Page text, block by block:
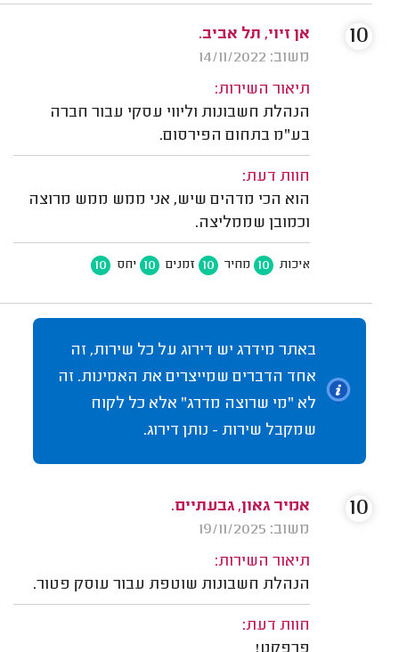
אן זיוי, תל אביב.
משוב: 14/11/2022
תיאור השירות:
הנהלת חשבונות וליווי עסקי עבור חברה
בע"מ בתחום הפירסום.
חוות דעת:
הוא הכי מדהים שיש, אני ממש ממש מרוצה
וכמובן שממליצה.
איכות 10 מחיר 10 זמנים 10 יחס 10
10
באתר מידרג יש דירוג על כל שירות, זה
אחד הדברים שמייצרים את האמינות. זה
לא "מי שרוצה מדרג" אלא כל לקוח
שמקבל שירות - נותן דירוג.
אמיר גאון, גבעתיים.
משוב: 19/11/2025
תיאור השירות:
הנהלת חשבונות שוטפת עבור עוסק פטור.
חוות דעת:
10